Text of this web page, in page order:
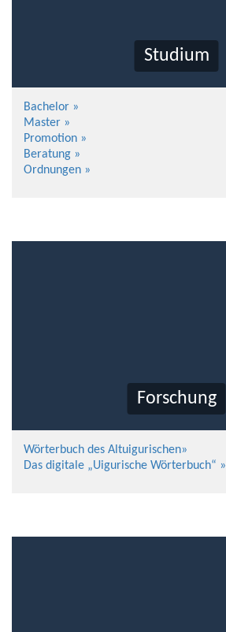
Studium
Bachelor »
Master »
Promotion »
Beratung »
Ordnungen »
Forschung
Wörterbuch des Altuigurischen»
Das digitale „Uigurische Wörterbuch“ »